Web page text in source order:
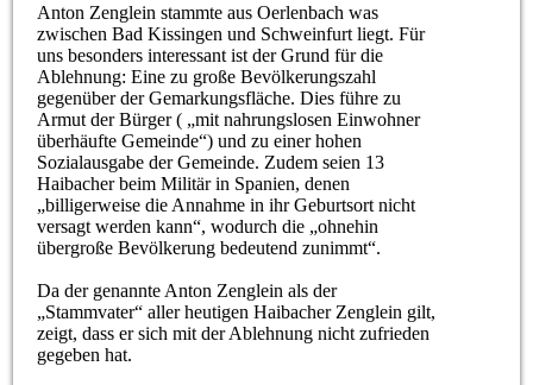
Anton Zenglein stammte aus Oerlenbach was
zwischen Bad Kissingen und Schweinfurt liegt. Für
uns besonders interessant ist der Grund für die
Ablehnung: Eine zu große Bevölkerungszahl
gegenüber der Gemarkungsfläche. Dies führe zu
Armut der Bürger ( „mit nahrungslosen Einwohner
überhäufte Gemeinde“) und zu einer hohen
Sozialausgabe der Gemeinde. Zudem seien 13
Haibacher beim Militär in Spanien, denen
„billigerweise die Annahme in ihr Geburtsort nicht
versagt werden kann“, wodurch die „ohnehin
übergroße Bevölkerung bedeutend zunimmt“.
Da der genannte Anton Zenglein als der
„Stammvater“ aller heutigen Haibacher Zenglein gilt,
zeigt, dass er sich mit der Ablehnung nicht zufrieden
gegeben hat.